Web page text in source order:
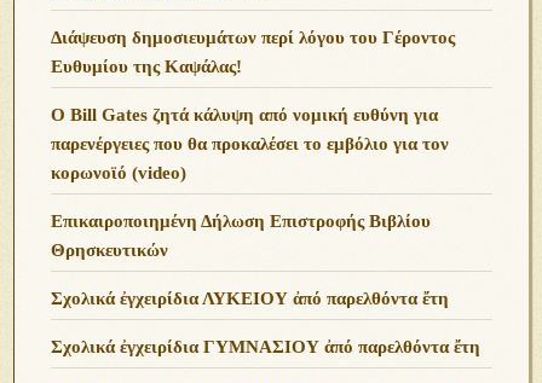
Διάψευση δημοσιευμάτων περί λόγου του Γέροντος
Ευθυμίου της Καψάλας!
O Bill Gates ζητά κάλυψη από νομική ευθύνη για
παρενέργειες που θα προκαλέσει το εμβόλιο για τον
κορωνοϊό (video)
Επικαιροποιημένη Δήλωση Επιστροφής Βιβλίου
Θρησκευτικών
Σχολικά ἐγχειρίδια ΛΥΚΕΙΟΥ ἀπό παρελθόντα ἔτη
Σχολικά ἐγχειρίδια ΓΥΜΝΑΣΙΟΥ ἀπό παρελθόντα ἔτη